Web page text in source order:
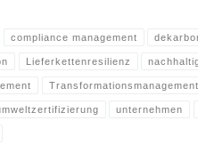
compliance management
Lieferkettenresilienz
Transformationsmanagement
unternehmen